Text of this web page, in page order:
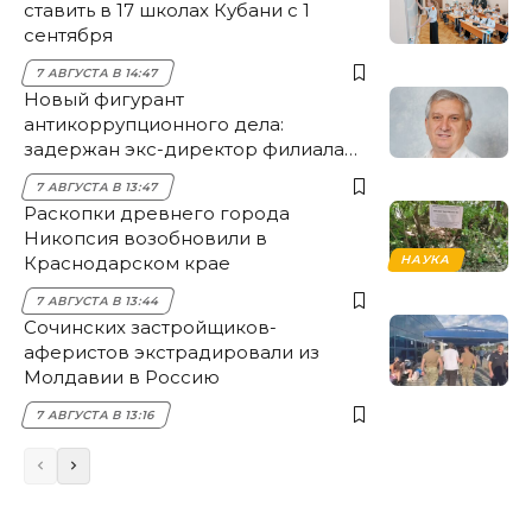
ставить в 17 школах Кубани с 1
сентября
7 АВГУСТА В 14:47
Новый фигурант
антикоррупционного дела:
задержан экс-директор филиала
НЭСК Крымска
7 АВГУСТА В 13:47
НАУКА
Раскопки древнего города
Никопсия возобновили в
Краснодарском крае
7 АВГУСТА В 13:44
Сочинских застройщиков-
аферистов экстрадировали из
Молдавии в Россию
7 АВГУСТА В 13:16